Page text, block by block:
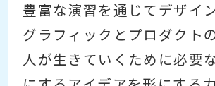
豊富な演習を通じてデザイ
グラフィックとプロダクト
人が生きていくために必要